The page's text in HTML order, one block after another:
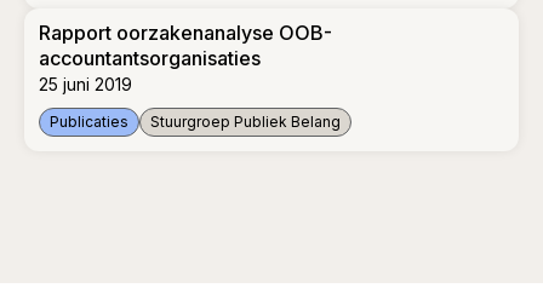
Rapport oorzakenanalyse OOB-
accountantsorganisaties
25 juni 2019
Publicaties Stuurgroep Publiek Belang